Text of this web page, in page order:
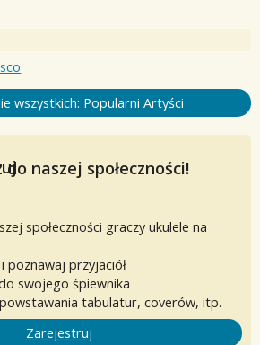
wszystkich: Popularni Artyści
do naszej społeczności!
społeczności graczy ukulele na
poznawaj przyjaciół
swojego śpiewnika
tabulatur, coverów, itp.
Zarejestruj